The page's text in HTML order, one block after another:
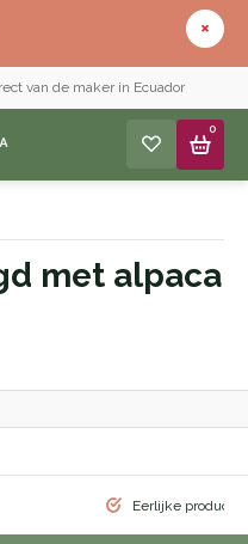
in Ecuador
0
met alpaca
Eerlijke producten,